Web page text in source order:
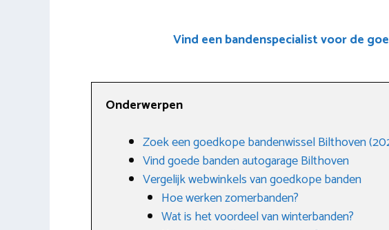
Vind een bandenspecialist voor de
Onderwerpen
Zoek een goedkope bandenwissel Bilthoven
Vind goede banden autogarage Bilthoven
Vergelijk webwinkels van goedkope banden
Hoe werken zomerbanden?
Wat is het voordeel van winterbanden?